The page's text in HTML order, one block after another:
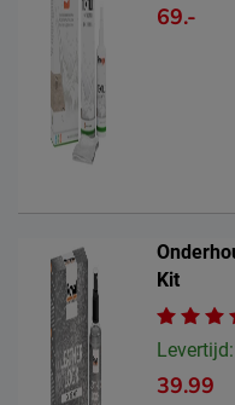
69.-
Kit
39.99